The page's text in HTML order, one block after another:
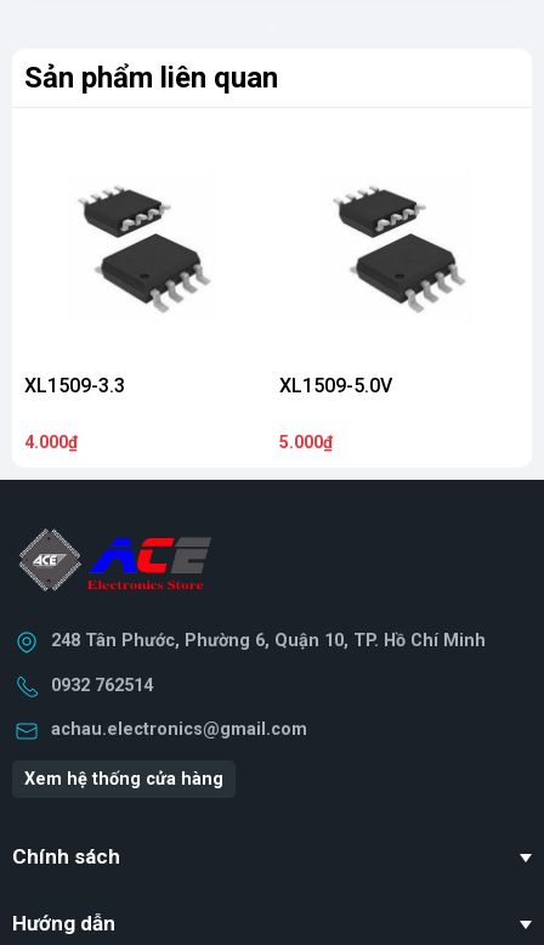
Sản phẩm liên quan
XL1509-3.3
4.000₫
XL1509-5.0V
5.000₫
248 Tân Phước, Phường 6, Quận 10, TP. Hồ Chí Minh
0932 762514
achau.electronics@gmail.com
Xem hệ thống cửa hàng
Chính sách
Hướng dẫn